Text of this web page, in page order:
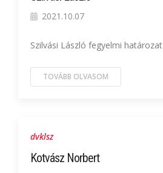
2021.10.07
Szilvási László fegyelmi határozat
TOVÁBB OLVASOM
dvklsz
Kotvász Norbert